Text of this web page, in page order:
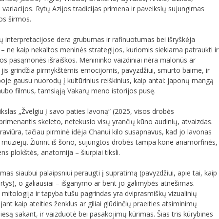
Rytų Azijos tradicijas primena ir paveikslų sujungimas
širmos.
interpretacijose dera grubumas ir rafinuotumas bei išryškėja
ne kaip nekaltos meninės strategijos, kuriomis siekiama patraukti ir
pasąmonės išraiškos. Menininko vaizdiniai nėra malonūs ar
grindžia pirmykštėmis emocijomis, pavyzdžiui, smurto baime, ir
gausu nuorodų į kultūrinius reiškinius, kaip antai: japonų mangą
filmus, tamsiąją Vakarų meno istorijos pusę.
„Žvelgiu į savo paties lavoną“ (2025, visos drobės
skeleto, netekusio visų yrančių kūno audinių, atvaizdas.
tačiau pirminė idėja Chanui kilo susapnavus, kad jo lavonas
Žiūrint iš šono, sujungtos drobės tampa kone anamorfinės,
plokštės, anatomija – šiurpiai tiksli.
siaubui palaipsniui peraugti į supratimą (pavyzdžiui, apie tai, kaip
o galiausiai – išganymo ar bent jo galimybės atnešimas.
ir tapyba tušu pagrindas yra dviprasmiškų vizualinių
kaip ateities ženklus ar giliai glūdinčių praeities atsiminimų
sakant, ir vaizduotė bei pasakojimų kūrimas. Šias tris kūrybines